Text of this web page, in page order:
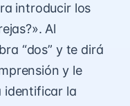
introducir los
Al
“dos” y te dirá
y le
identificar la